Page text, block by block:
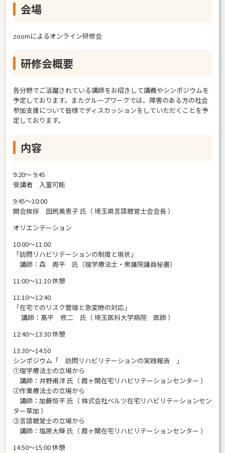
会場
zoomによるオンライン研修会
研修会概要
各分野でご活躍されている講師をお招きして講義やシンポジウムを
予定しております。またグループワークでは、障害のある方の社会
参加支援について皆様でディスカッションをしていただくことを予
定しております。
内容
9:20～ 9:45
受講者 入室可能
9:45～10:00
開会挨拶 田尻美恵子 氏（ 埼玉県言語聴覚士会会長 ）
オリエンテーション
10:00～11:00
「訪問リハビリテーションの制度と現状」
講師：森 周平 氏（理学療法士・衆議院議員秘書）
11:00〜11:10 休憩
11:10～12:40
「在宅でのリスク管理と急変時の対応」
講師：髙平 修二 氏（ 埼玉医科大学病院 医師 ）
12:40～13:30 休憩
13:30～14:50
シンポジウム「 訪問リハビリテーションの実践報告 」
①理学療法士の立場から
講師：井野甫洋 氏（ 霞ヶ関在宅リハビリテーションセンター ）
②作業療法士の立場から
講師：加藤恒平 氏（ 株式会社ベルツ在宅リハビリテーションセン
ター草加 ）
③言語聴覚士の立場から
講師：塩原大輝 氏（ 霞ヶ関在宅リハビリテーションセンター ）
14:50〜15:00 休憩